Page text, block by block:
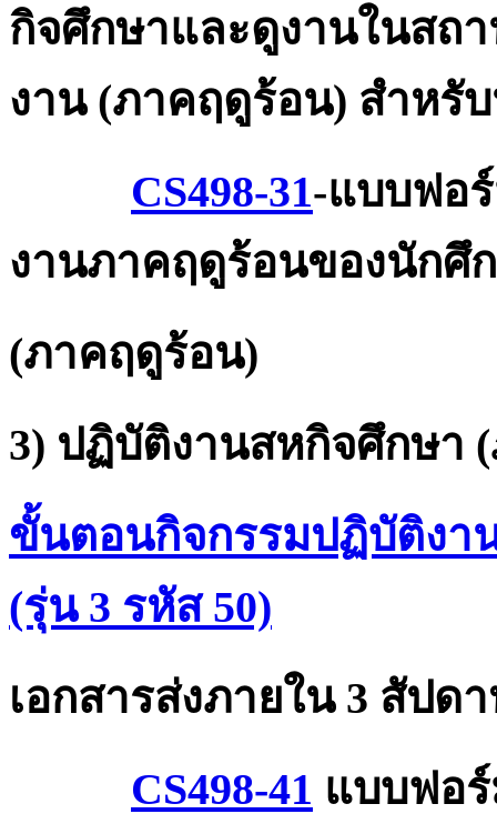
กิจศึกษาและดูงานในสถ
งาน (ภาคฤดูร้อน) สำหรั
CS498-31-แบบฟอ
งานภาคฤดูร้อนของนักศึ
(ภาคฤดูร้อน)
3) ปฏิบัติงานสหกิจศึกษา
ขั้นตอนกิจกรรมปฏิบัติงา
(รุ่น 3 รหัส 50)
เอกสารส่งภายใน 3 สัป
CS498-41 แบบฟอร์